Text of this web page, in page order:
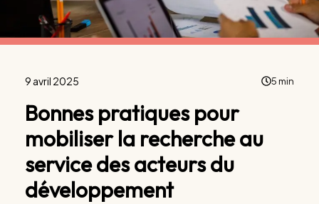
9 avril 2025 5 min
Bonnes pratiques pour
mobiliser la recherche au
service des acteurs du
développement